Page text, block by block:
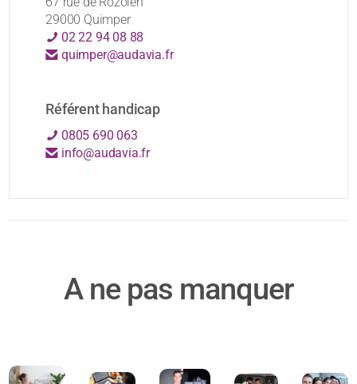
29000 Quimper
02 22 94 08 88
quimper@audavia.fr
Référent handicap
0805 690 063
info@audavia.fr
A ne pas manquer